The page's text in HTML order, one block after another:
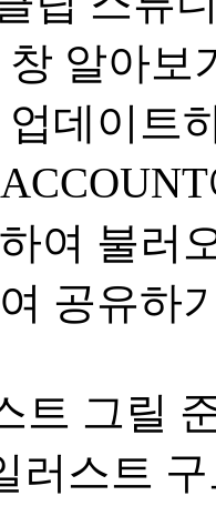
알아보
데이트
여 불러
공유하
트 그릴
러스트